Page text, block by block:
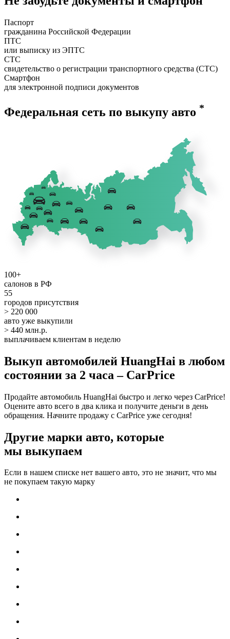
Паспорт
гражданина Российской Федерации
ПТС
или выписку из ЭПТС
СТС
свидетельство о регистрации транспортного средства (СТС)
Смартфон
для электронной подписи документов
Федеральная сеть по выкупу авто *
100+
салонов в РФ
55
городов присутствия
> 220 000
авто уже выкупили
> 440 млн.р.
выплачиваем клиентам в неделю
Выкуп автомобилей HuangHai в любом
состоянии за 2 часа – CarPrice
Продайте автомобиль HuangHai быстро и легко через CarPrice!
Оцените авто всего в два клика и получите деньги в день
обращения. Начните продажу с CarPrice уже сегодня!
Другие марки авто, которые
мы выкупаем
Если в нашем списке нет вашего авто, это не значит, что мы
не покупаем такую марку